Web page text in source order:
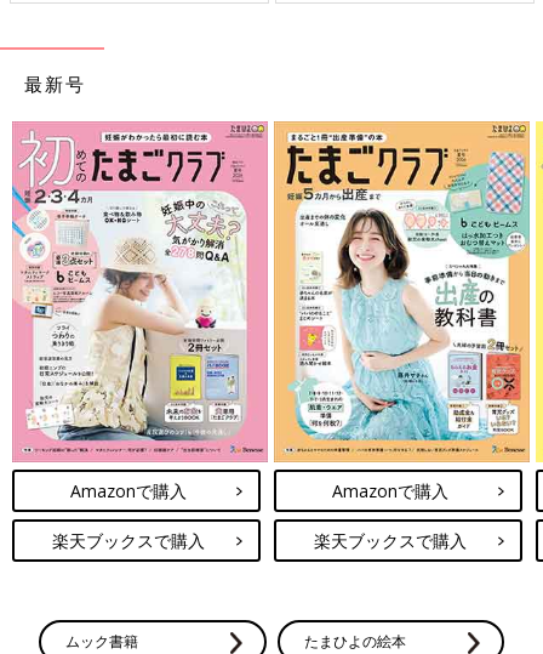
最新号
Amazonで購入
楽天ブックスで購入
Amazonで購入
楽天ブックスで購入
ムック書籍 たまひよの絵本